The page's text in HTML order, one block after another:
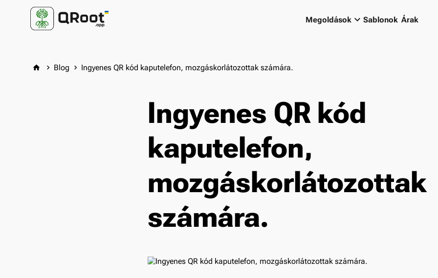
Megoldásokkeyboard_arrow_down Sablonok Árak
home keyboard_arrow_right Blog keyboard_arrow_right Ingyenes QR kód kaputelefon, mozgáskorlátozottak számára.
Ingyenes QR kód
kaputelefon,
mozgáskorlátozottak
számára.